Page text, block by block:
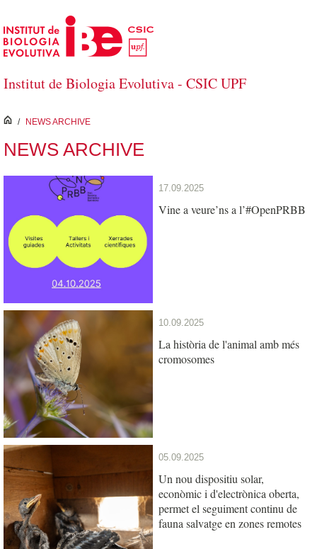
Salta al contingut principal
Institut de Biologia Evolutiva - CSIC UPF
inici
/ NEWS ARCHIVE
NEWS ARCHIVE
17.09.2025
Vine a veure’ns a l’#OpenPRBB
10.09.2025
La història de l'animal amb més
cromosomes
05.09.2025
Un nou dispositiu solar,
econòmic i d'electrònica oberta,
permet el seguiment continu de
fauna salvatge en zones remotes